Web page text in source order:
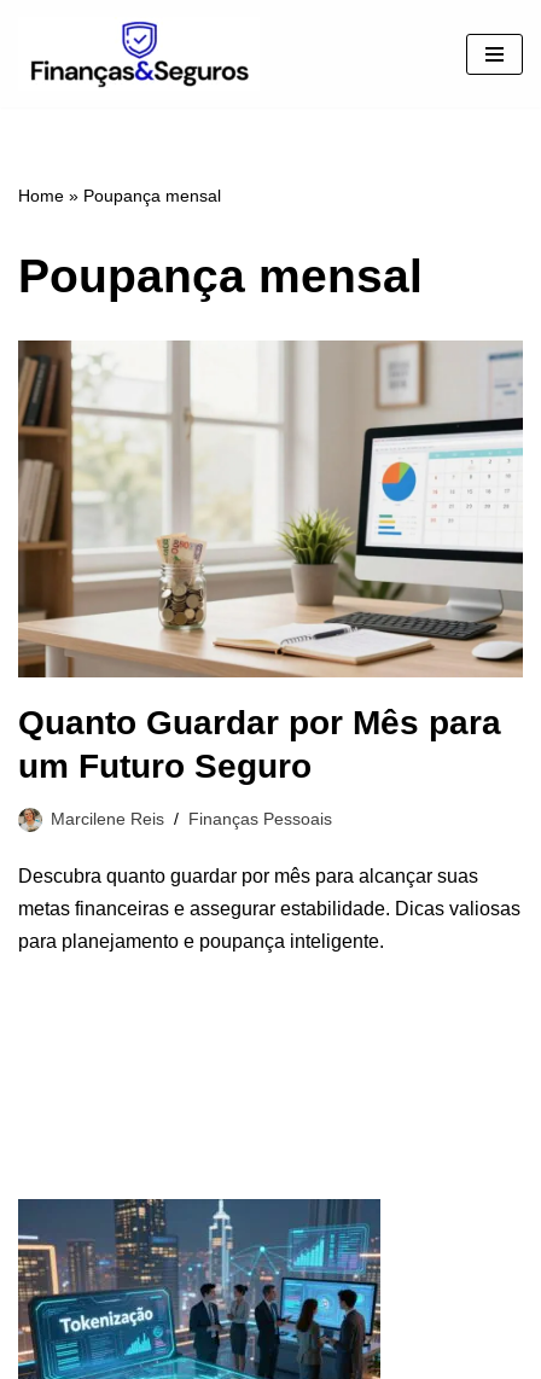
Pular
Home » Poupança mensal
Poupança mensal
Quanto Guardar por Mês para
um Futuro Seguro
Marcilene Reis Finanças Pessoais
Descubra quanto guardar por mês para alcançar suas
metas financeiras e assegurar estabilidade. Dicas valiosas
para planejamento e poupança inteligente.